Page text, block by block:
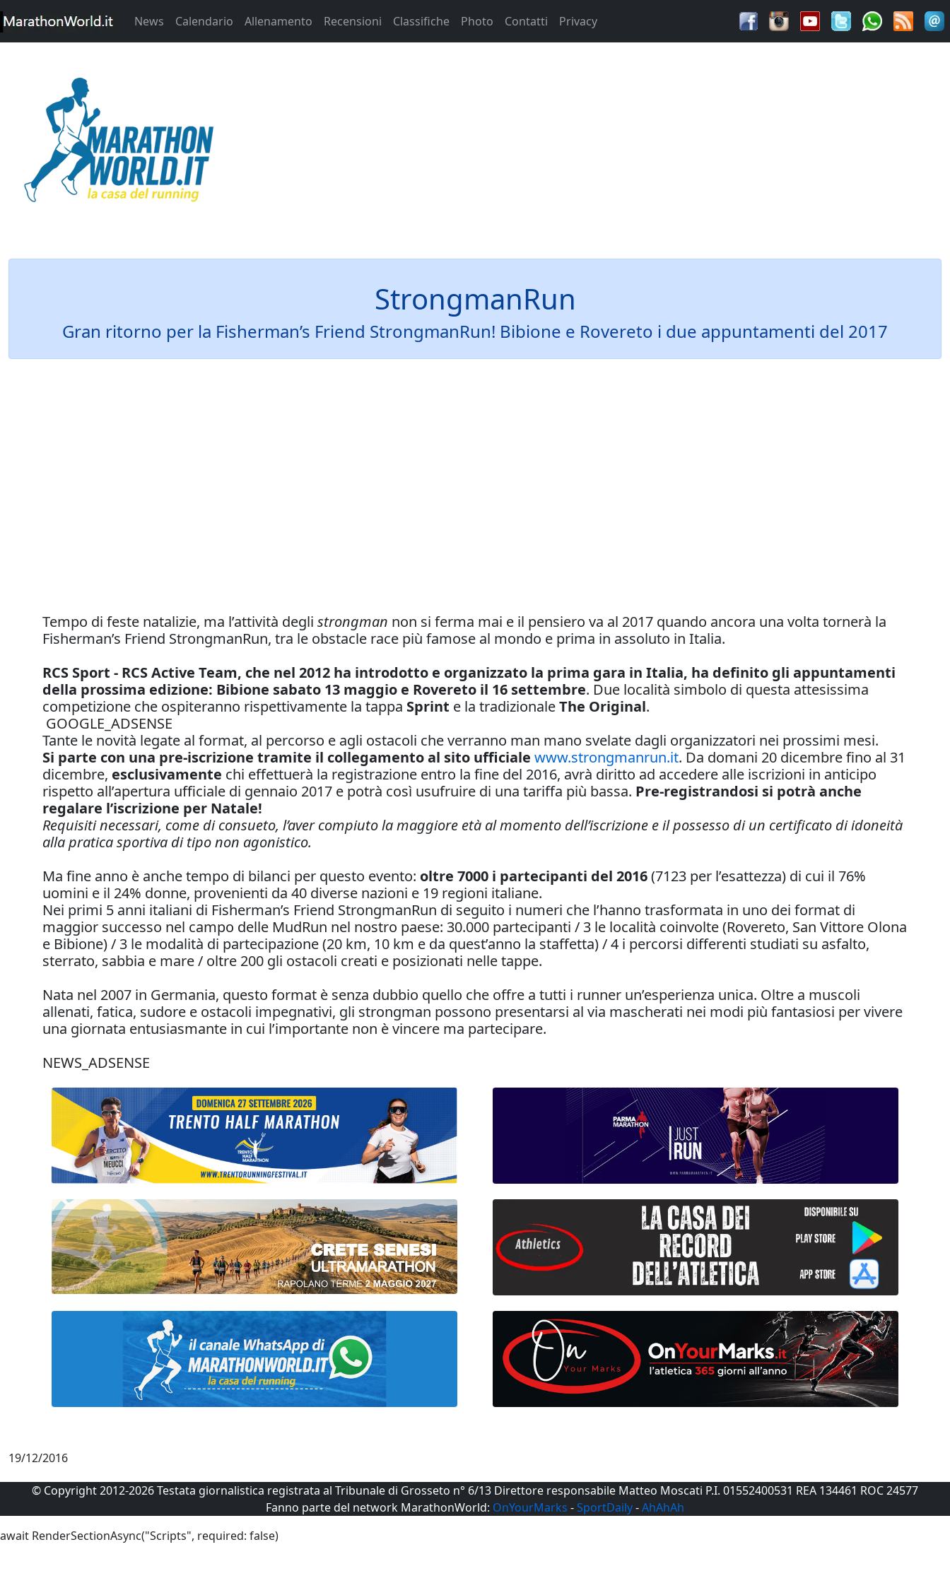
News Calendario Allenamento Recensioni Classifiche Photo Contatti Privacy
StrongmanRun
Gran ritorno per la Fisherman’s Friend StrongmanRun! Bibione e Rovereto i due appuntamenti del 2017
Tempo di feste natalizie, ma l’attività degli strongman non si ferma mai e il pensiero va al 2017 quando ancora una volta tornerà la
Fisherman’s Friend StrongmanRun, tra le obstacle race più famose al mondo e prima in assoluto in Italia.
RCS Sport - RCS Active Team, che nel 2012 ha introdotto e organizzato la prima gara in Italia, ha definito gli appuntamenti
della prossima edizione: Bibione sabato 13 maggio e Rovereto il 16 settembre. Due località simbolo di questa attesissima
competizione che ospiteranno rispettivamente la tappa Sprint e la tradizionaleThe Original.
GOOGLE_ADSENSE
Tante le novità legate al format, al percorso e agli ostacoli che verranno man mano svelate dagli organizzatori nei prossimi mesi.
Si parte con una pre-iscrizione tramite il collegamento al sito ufficiale www.strongmanrun.it. Da domani 20 dicembre fino al 31
dicembre, esclusivamente chi effettuerà la registrazione entro la fine del 2016, avrà diritto ad accedere alle iscrizioni in anticipo
rispetto all’apertura ufficiale di gennaio 2017 e potrà così usufruire di una tariffa più bassa. Pre-registrandosi si potrà anche
regalare l’iscrizione per Natale!
Requisiti necessari, come di consueto, l’aver compiuto la maggiore età al momento dell’iscrizione e il possesso di un certificato di idoneità
alla pratica sportiva di tipo non agonistico.
Ma fine anno è anche tempo di bilanci per questo evento: oltre 7000 i partecipanti del 2016(7123 per l’esattezza) di cui il 76%
uomini e il 24% donne, provenienti da 40 diverse nazioni e 19 regioni italiane.
Nei primi 5 anni italiani di Fisherman’s Friend StrongmanRun di seguito i numeri che l’hanno trasformata in uno dei format di
maggior successo nel campo delle MudRun nel nostro paese: 30.000 partecipanti / 3 le località coinvolte (Rovereto, San Vittore Olona
e Bibione) / 3 le modalità di partecipazione (20 km, 10 km e da quest’anno la staffetta) / 4 i percorsi differenti studiati su asfalto,
sterrato, sabbia e mare / oltre 200 gli ostacoli creati e posizionati nelle tappe.
Nata nel 2007 in Germania, questo format è senza dubbio quello che offre a tutti i runner un’esperienza unica. Oltre a muscoli
allenati, fatica, sudore e ostacoli impegnativi, gli strongman possono presentarsi al via mascherati nei modi più fantasiosi per vivere
una giornata entusiasmante in cui l’importante non è vincere ma partecipare.
NEWS_ADSENSE
19/12/2016
© Copyright 2012-2026 Testata giornalistica registrata al Tribunale di Grosseto n° 6/13 Direttore responsabile Matteo Moscati P.I. 01552400531 REA 134461 ROC 24577
Fanno parte del network MarathonWorld: OnYourMarks -SportDaily-AhAhAh
await RenderSectionAsync("Scripts", required: false)